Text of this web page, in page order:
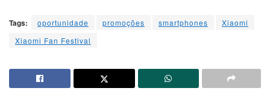
Tags: oportunidade promoções smartphones
Xiaomi
Xiaomi Fan Festival